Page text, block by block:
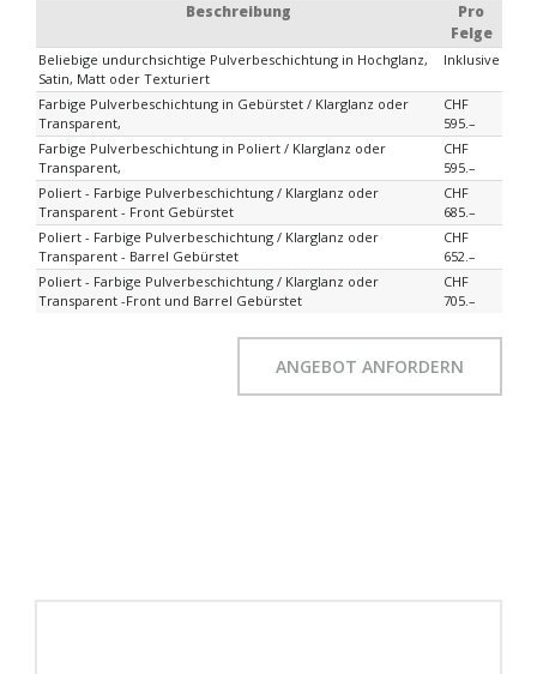
Beschreibung
Pro
Felge
Beliebige undurchsichtige Pulverbeschichtung in Hochglanz,
Satin, Matt oder Texturiert
Inklusive
Farbige Pulverbeschichtung in Gebürstet / Klarglanz oder
Transparent,
CHF
595.–
Farbige Pulverbeschichtung in Poliert / Klarglanz oder
Transparent,
CHF
595.–
Poliert - Farbige Pulverbeschichtung / Klarglanz oder
Transparent - Front Gebürstet
CHF
685.–
Poliert - Farbige Pulverbeschichtung / Klarglanz oder
Transparent - Barrel Gebürstet
CHF
652.–
Poliert - Farbige Pulverbeschichtung / Klarglanz oder
Transparent -Front und Barrel Gebürstet
CHF
705.–
ANGEBOT ANFORDERN